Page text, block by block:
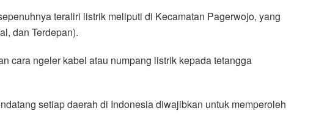
teraliri listrik meliputi di Kecamatan Pagerwojo, yang
dan Terdepan).
cara ngeler kabel atau numpang listrik kepada tetangga
setiap daerah di Indonesia diwajibkan untuk memperoleh